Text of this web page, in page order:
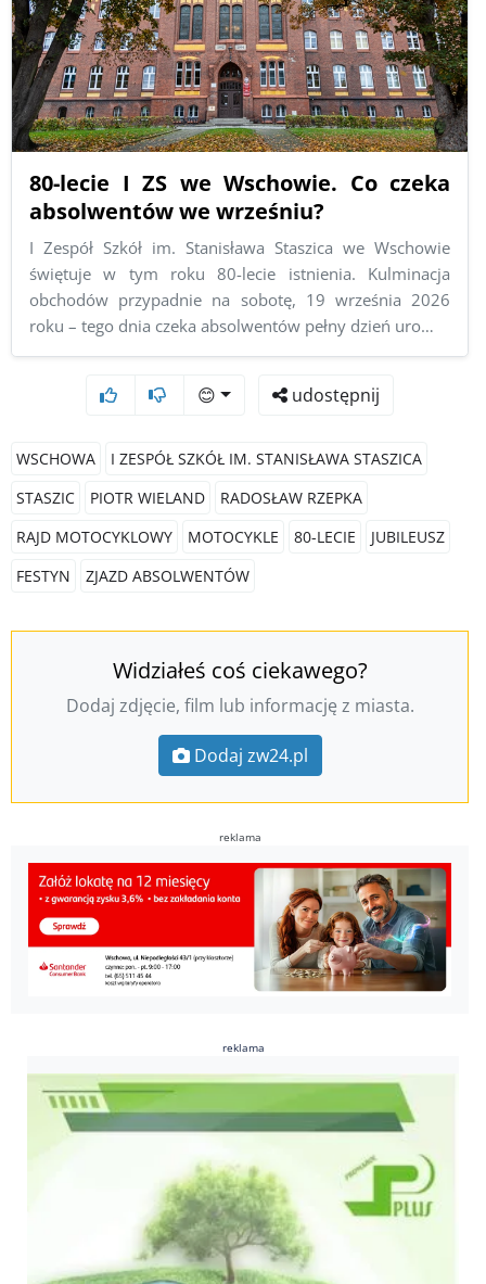
80-lecie I ZS we Wschowie. Co czeka
absolwentów we wrześniu?
I Zespół Szkół im. Stanisława Staszica we Wschowie
świętuje w tym roku 80-lecie istnienia. Kulminacja
obchodów przypadnie na sobotę, 19 września 2026
roku – tego dnia czeka absolwentów pełny dzień uro…
😊 udostępnij
WSCHOWA
I ZESPÓŁ SZKÓŁ IM. STANISŁAWA STASZICA
STASZIC
PIOTR WIELAND
RADOSŁAW RZEPKA
RAJD MOTOCYKLOWY
MOTOCYKLE 80-LECIE
JUBILEUSZ
FESTYN
ZJAZD ABSOLWENTÓW
Widziałeś coś ciekawego?
Dodaj zdjęcie, film lub informację z miasta.
Dodaj zw24.pl
reklama
reklama